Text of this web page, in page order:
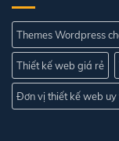
Themes Wordpress
Thiết kế web giá rẻ
Đơn vị thiết kế web uy